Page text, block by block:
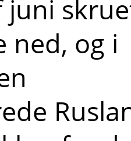
juni
ned, og i